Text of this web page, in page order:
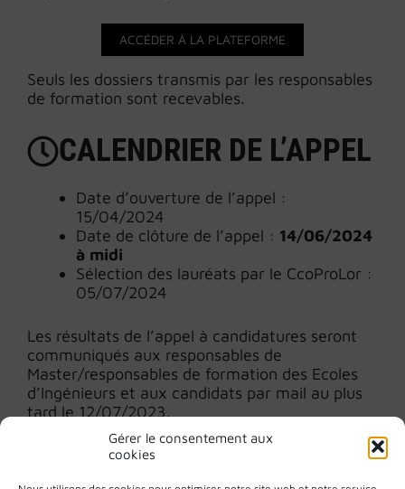
Gérer le consentement aux
cookies
ACCÉDER À LA PLATEFORME
Seuls les dossiers transmis par les responsables
de formation sont recevables.
CALENDRIER DE L’APPEL
Date d’ouverture de l’appel :
15/04/2024
Date de clôture de l’appel : 14/06/2024
à midi
Sélection des lauréats par le CcoProLor :
05/07/2024
Les résultats de l’appel à candidatures seront
communiqués aux responsables de
Master/responsables de formation des Ecoles
d’Ingénieurs et aux candidats par mail au plus
tard le 12/07/2023.
Pour toute question, veuillez nous écrire à :